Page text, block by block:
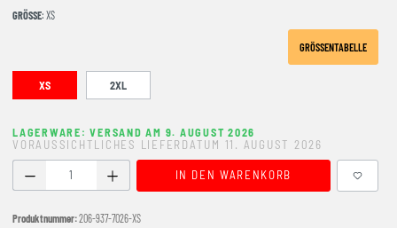
GRÖSSE : XS
GRÖSSENTABELLE
XS 2XL
LAGERWARE: VERSAND AM 9. AUGUST 2026
VORAUSSICHTLICHES LIEFERDATUM 11. AUGUST 2026
Produkt Anzahl: Gib den gewünschten Wert ein oder
IN DEN WARENKORB
Produktnummer:206-937-7026-XS